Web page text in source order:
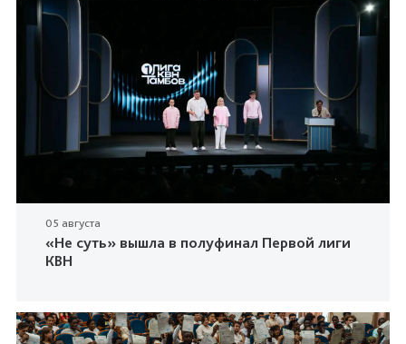
05 августа
«Не суть» вышла в полуфинал Первой лиги
КВН